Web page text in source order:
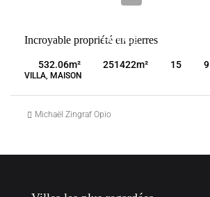
FAYENCE
Incroyable propriété en pierres
532.06m² 251422m² 15 9
VILLA, MAISON
Michaël Zingraf Opio